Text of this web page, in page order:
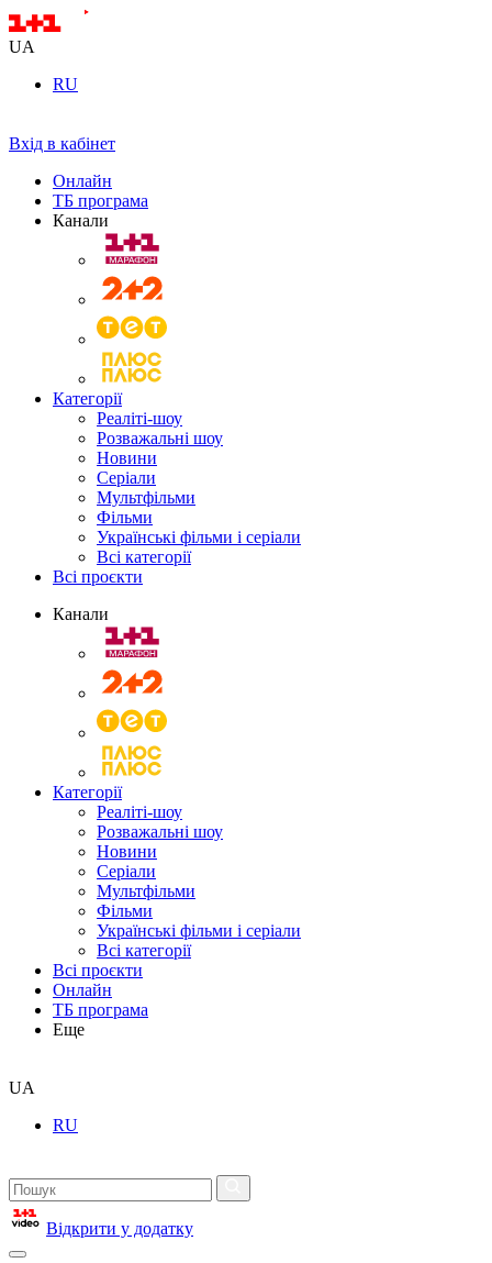
UA
RU
Вхід в кабінет
Онлайн
ТБ програма
Канали
Категорії
Реаліті-шоу
Розважальні шоу
Новини
Серіали
Мультфільми
Фільми
Українські фільми і серіали
Всі категорії
Всі проєкти
Канали
Категорії
Реаліті-шоу
Розважальні шоу
Новини
Серіали
Мультфільми
Фільми
Українські фільми і серіали
Всі категорії
Всі проєкти
Онлайн
ТБ програма
Еще
UA
RU
Відкрити у додатку